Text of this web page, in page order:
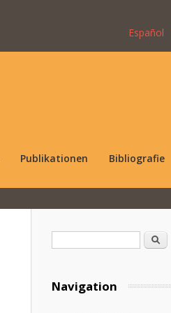
Español
Publikationen Bibliografie
Suche
Navigation